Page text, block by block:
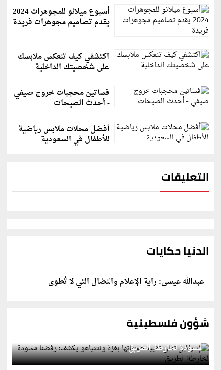
أسبوع ميلانو للمجوهرات 2024
يقدم تصاميم مجوهرات فريدة
اكتشفي كيف تنعكس ملابسك
على شخصيتك الداخلية
فساتين محجبات خروج صيفي
- أحدث الصيحات
أفضل محلات ملابس رياضية
للأطفال في السعودية
التعليقات
الدنيا حكايات
عبدالله عيسى: راية الإعلام والنضال التي لا تُطوى
شؤون فلسطينية
إسرائيل تعلن تقييد هجماتها بغزة ونتنياهو يكشف: رفضنا
مسودة لخارطة الطريق